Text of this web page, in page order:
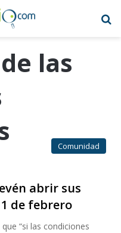
las
Comunidad
abrir sus
de febrero
“si las condiciones